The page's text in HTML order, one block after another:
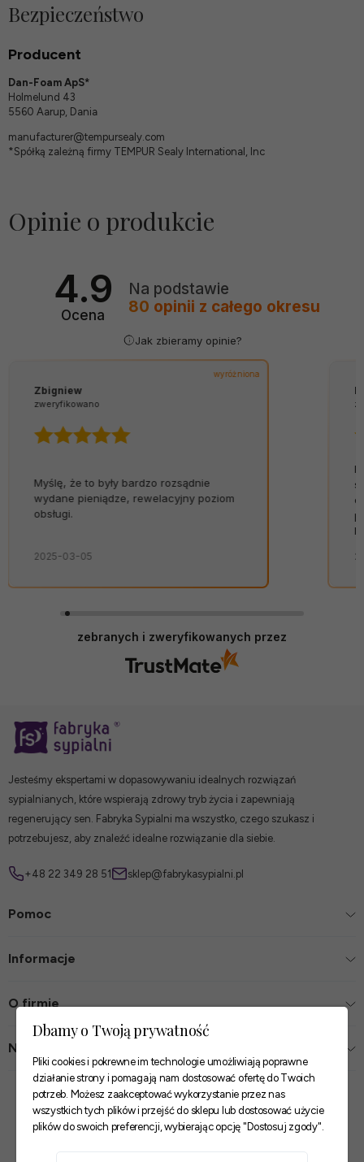
Bezpieczeństwo
Producent
Dan-Foam ApS*
Holmelund 43
5560 Aarup, Dania
manufacturer@tempursealy.com
*Spółką zależną firmy TEMPUR Sealy International, Inc
Opinie o produkcie
4.9
Ocena
Na podstawie
80 opinii z całego okresu
Jak zbieramy opinie?
zweryfikowano
szacun! Nie mam uwag co do jakości
opakowania, wszystko ok. Zakupy
2025-02-02
zebranych i zweryfikowanych przez
Jesteśmy ekspertami w dopasowywaniu idealnych rozwiązań
sypialnianych, które wspierają zdrowy tryb życia i zapewniają
regenerujący sen. Fabryka Sypialni ma wszystko, czego szukasz i
potrzebujesz, aby znaleźć idealne rozwiązanie dla siebie.
+48 22 349 28 51 sklep@fabrykasypialni.pl
Pomoc
Informacje
O firmie
Nasze sklepy
Zaufane płatności
Dbamy o Twoją prywatność
Pliki cookies i pokrewne im technologie umożliwiają poprawne
działanie strony i pomagają nam dostosować ofertę do Twoich
potrzeb. Możesz zaakceptować wykorzystanie przez nas
wszystkich tych plików i przejść do sklepu lub dostosować użycie
plików do swoich preferencji, wybierając opcję "Dostosuj zgody".